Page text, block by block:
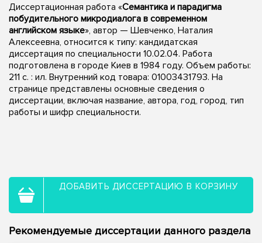
Диссертационная работа «Семантика и парадигма
побудительного микродиалога в современном
английском языке», автор — Шевченко, Наталия
Алексеевна, относится к типу: кандидатская
диссертация по специальности 10.02.04. Работа
подготовлена в городе Киев в 1984 году. Объем работы:
211 c. : ил. Внутренний код товара: 01003431793. На
странице представлены основные сведения о
диссертации, включая название, автора, год, город, тип
работы и шифр специальности.
ДОБАВИТЬ ДИССЕРТАЦИЮ В КОРЗИНУ
Рекомендуемые диссертации данного раздела